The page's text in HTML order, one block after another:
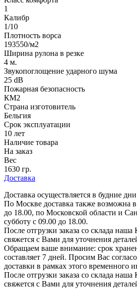
1
Калибр
1/10
Плотность ворса
193550/м2
Ширина рулона в резке
4 м.
Звукопоглощение ударного шума
25 dB
Пожарная безопасность
КМ2
Страна изготовитель
Бельгия
Срок эксплуатации
10 лет
Наличие товара
На заказ
Вес
1630 гр.
Доставка
Доставка осуществляется в будние дни
По Москве доставка также возможна
до 18.00, по Московской области и
субботу с 09.00 до 18.00.
После отгрузки заказа со склада наша
свяжется с Вами для уточнения
Обращаем ваше внимание: срок
составляет 7 дней. Просим Вас
доставки в рамках этого временного
После отгрузки заказа со склада наша
свяжется с Вами для уточнения